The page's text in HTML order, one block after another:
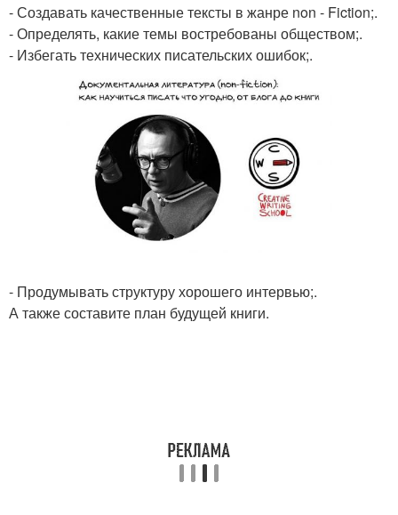
- Создавать качественные тексты в жанре non - Fiction;.
- Определять, какие темы востребованы обществом;.
- Избегать технических писательских ошибок;.
- Продумывать структуру хорошего интервью;.
А также составите план будущей книги.